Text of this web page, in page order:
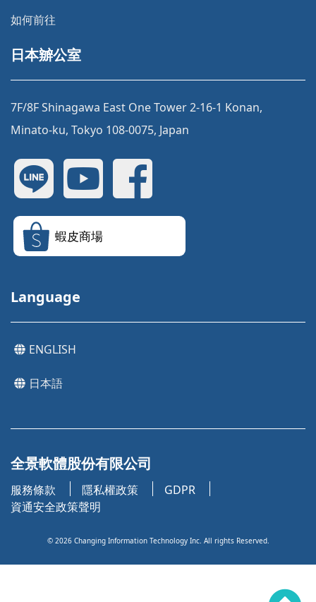
如何前往
日本辧公室
7F/8F Shinagawa East One Tower 2-16-1 Konan,
Minato-ku, Tokyo 108-0075, Japan
蝦皮商場
Language
ENGLISH
日本語
全景軟體股份有限公司
服務條款 隱私權政策
GDPR
資通安全政策聲明
© 2026Changing Information Technology Inc. All rights Reserved.